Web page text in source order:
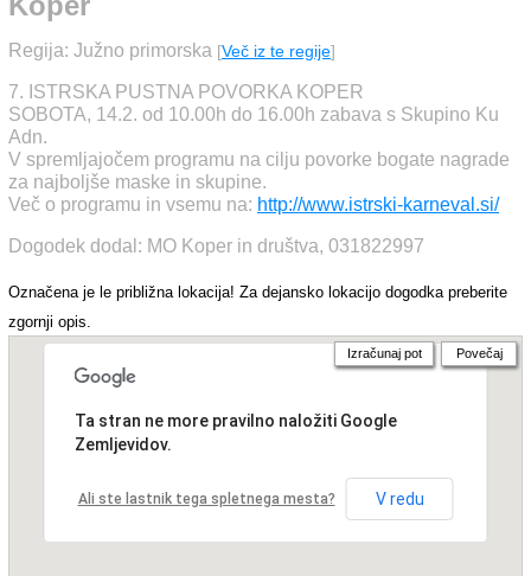
Regija: Južno primorska [Več iz te regije]
7. ISTRSKA PUSTNA POVORKA KOPER
SOBOTA, 14.2. od 10.00h do 16.00h zabava s Skupino Ku
Adn.
V spremljajočem programu na cilju povorke bogate nagrade
za najboljše maske in skupine.
Več o programu in vsemu na: http://www.istrski-karneval.si/
Dogodek dodal: MO Koper in društva, 031822997
Označena je le približna lokacija! Za dejansko lokacijo dogodka preberite
zgornji opis.
Ta stran ne more pravilno naložiti Google
Zemljevidov.
Ali ste lastnik tega spletnega mesta? V redu
Izračunaj pot Povečaj